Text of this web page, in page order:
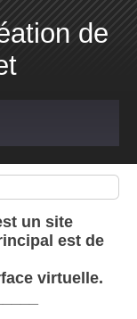
de
un site
est de
virtuelle.